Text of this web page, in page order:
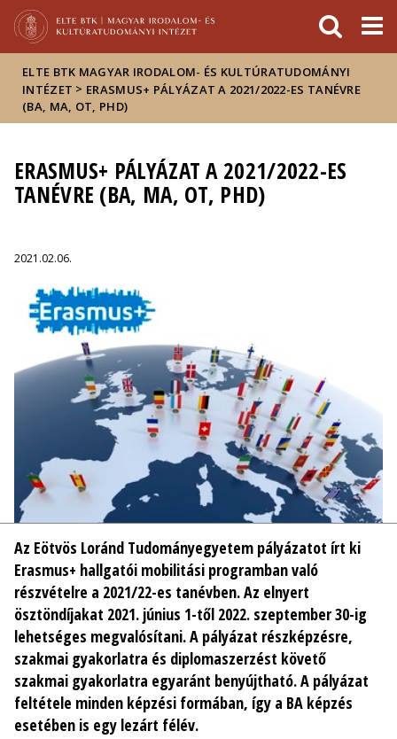
Hírek
Események
ELTE a
sajtóban
ELTE BTK MAGYAR IRODALOM- ÉS KULTÚRATUDOMÁNYI
INTÉZET > ERASMUS+ PÁLYÁZAT A 2021/2022-ES TANÉVRE
(BA, MA, OT, PHD)
ERASMUS+ PÁLYÁZAT A 2021/2022-ES
TANÉVRE (BA, MA, OT, PHD)
2021.02.06.
Az Eötvös Loránd Tudományegyetem pályázatot írt ki
Erasmus+ hallgatói mobilitási programban való
részvételre a 2021/22-es tanévben. Az elnyert
ösztöndíjakat 2021. június 1-től 2022. szeptember 30-ig
lehetséges megvalósítani. A pályázat részképzésre,
szakmai gyakorlatra és diplomaszerzést követő
szakmai gyakorlatra egyaránt benyújtható. A pályázat
feltétele minden képzési formában, így a BA képzés
esetében is egy lezárt félév.